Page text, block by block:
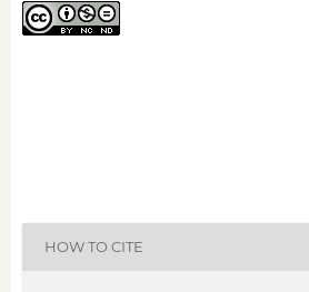
HOW TO CITE